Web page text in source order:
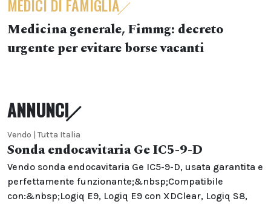
MEDICI DI FAMIGLIA
Medicina generale, Fimmg: decreto
urgente per evitare borse vacanti
ANNUNCI
Vendo | Tutta Italia
Sonda endocavitaria Ge IC5-9-D
Vendo sonda endocavitaria Ge IC5-9-D, usata garantita e
perfettamente funzionante;&nbsp;Compatibile
con:&nbsp;Logiq E9, Logiq E9 con XDClear, Logiq S8,